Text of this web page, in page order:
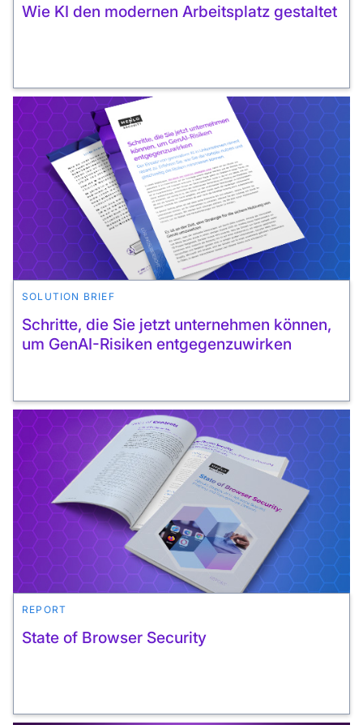
Wie KI den modernen Arbeitsplatz gestaltet
SOLUTION BRIEF
Schritte, die Sie jetzt unternehmen können,
um GenAI-Risiken entgegenzuwirken
REPORT
State of Browser Security